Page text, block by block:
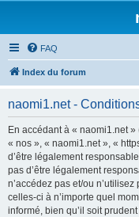
FAQ
Index du forum
naomi1.net -
En accédant à « naomi1.net
« nos », « naomi1.net », «
d’être légalement
pas d’être légalement
n’accédez pas et/ou
celles-ci à n’importe quel
informé, bien qu’il soit